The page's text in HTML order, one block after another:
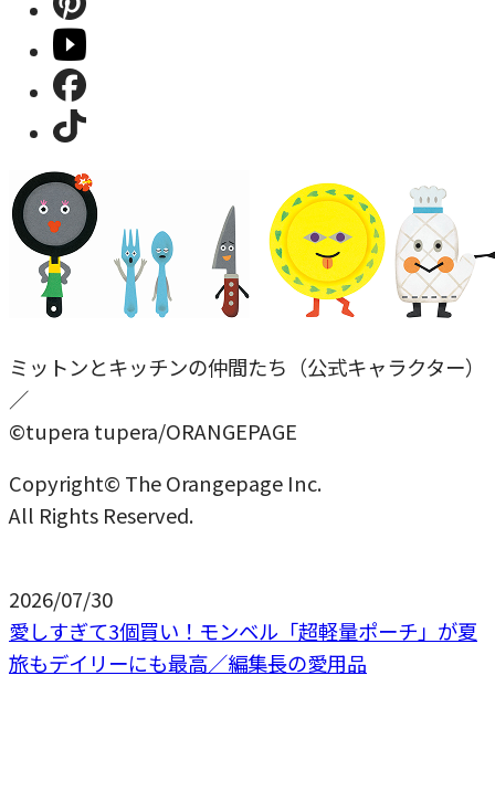
ミットンとキッチンの仲間たち（公式キャラクター）
／
©tupera tupera/ORANGEPAGE
Copyright© The Orangepage Inc.
All Rights Reserved.
2026/07/30
愛しすぎて3個買い！モンベル「超軽量ポーチ」が夏
旅もデイリーにも最高／編集長の愛用品